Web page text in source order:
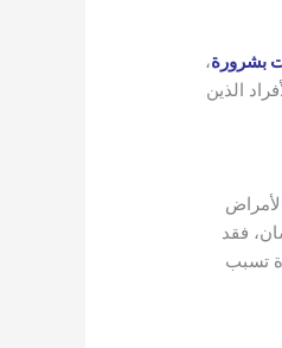
بشرورة،
الذين
فقد
تسبب